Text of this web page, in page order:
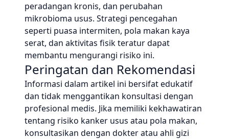
peradangan kronis, dan perubahan
mikrobioma usus. Strategi pencegahan
seperti puasa intermiten, pola makan kaya
serat, dan aktivitas fisik teratur dapat
membantu mengurangi risiko ini.
Peringatan dan Rekomendasi
Informasi dalam artikel ini bersifat edukatif
dan tidak menggantikan konsultasi dengan
profesional medis. Jika memiliki kekhawatiran
tentang risiko kanker usus atau pola makan,
konsultasikan dengan dokter atau ahli gizi